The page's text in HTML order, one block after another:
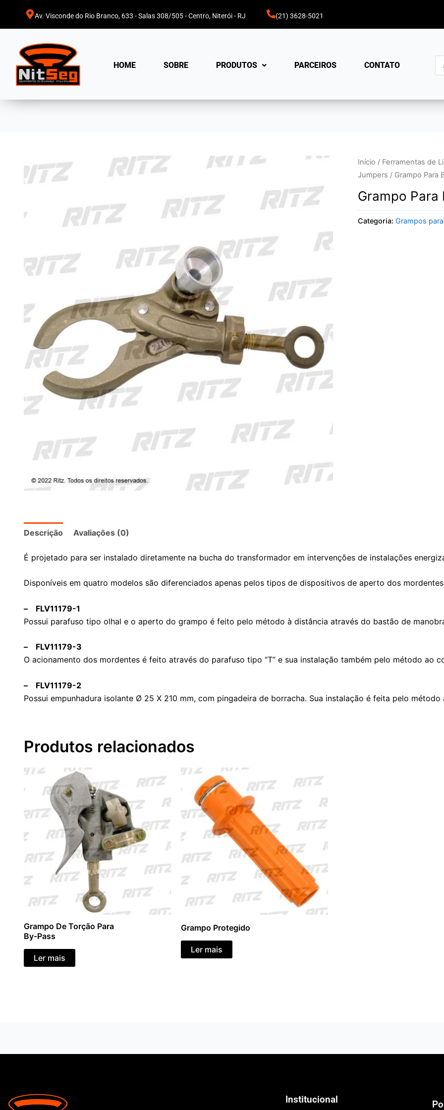
Av. Visconde do Rio Branco, 633 - Salas 308/505 - Centro, Niterói - RJ (21) 3628-5021
HOME SOBRE PRODUTOS PARCEIROS CONTATO
Início / Ferramentas de
Jumpers / Grampo Para
Grampo Para
Categoria: Grampos
Descrição Avaliações (0)
É projetado para ser instalado diretamente na bucha do transformador em intervenções de instalações
Disponíveis em quatro modelos são diferenciados apenas pelos tipos de dispositivos de aperto dos
– FLV11179-1
Possui parafuso tipo olhal e o aperto do grampo é feito pelo método à distância através do bastão de
– FLV11179-3
O acionamento dos mordentes é feito através do parafuso tipo “T” e sua instalação também pelo método ao
– FLV11179-2
Possui empunhadura isolante Ø 25 X 210 mm, com pingadeira de borracha. Sua instalação é feita pelo método
Produtos relacionados
Grampo De Torção Para
By-Pass
Ler mais
Grampo Protegido
Ler mais
Institucional